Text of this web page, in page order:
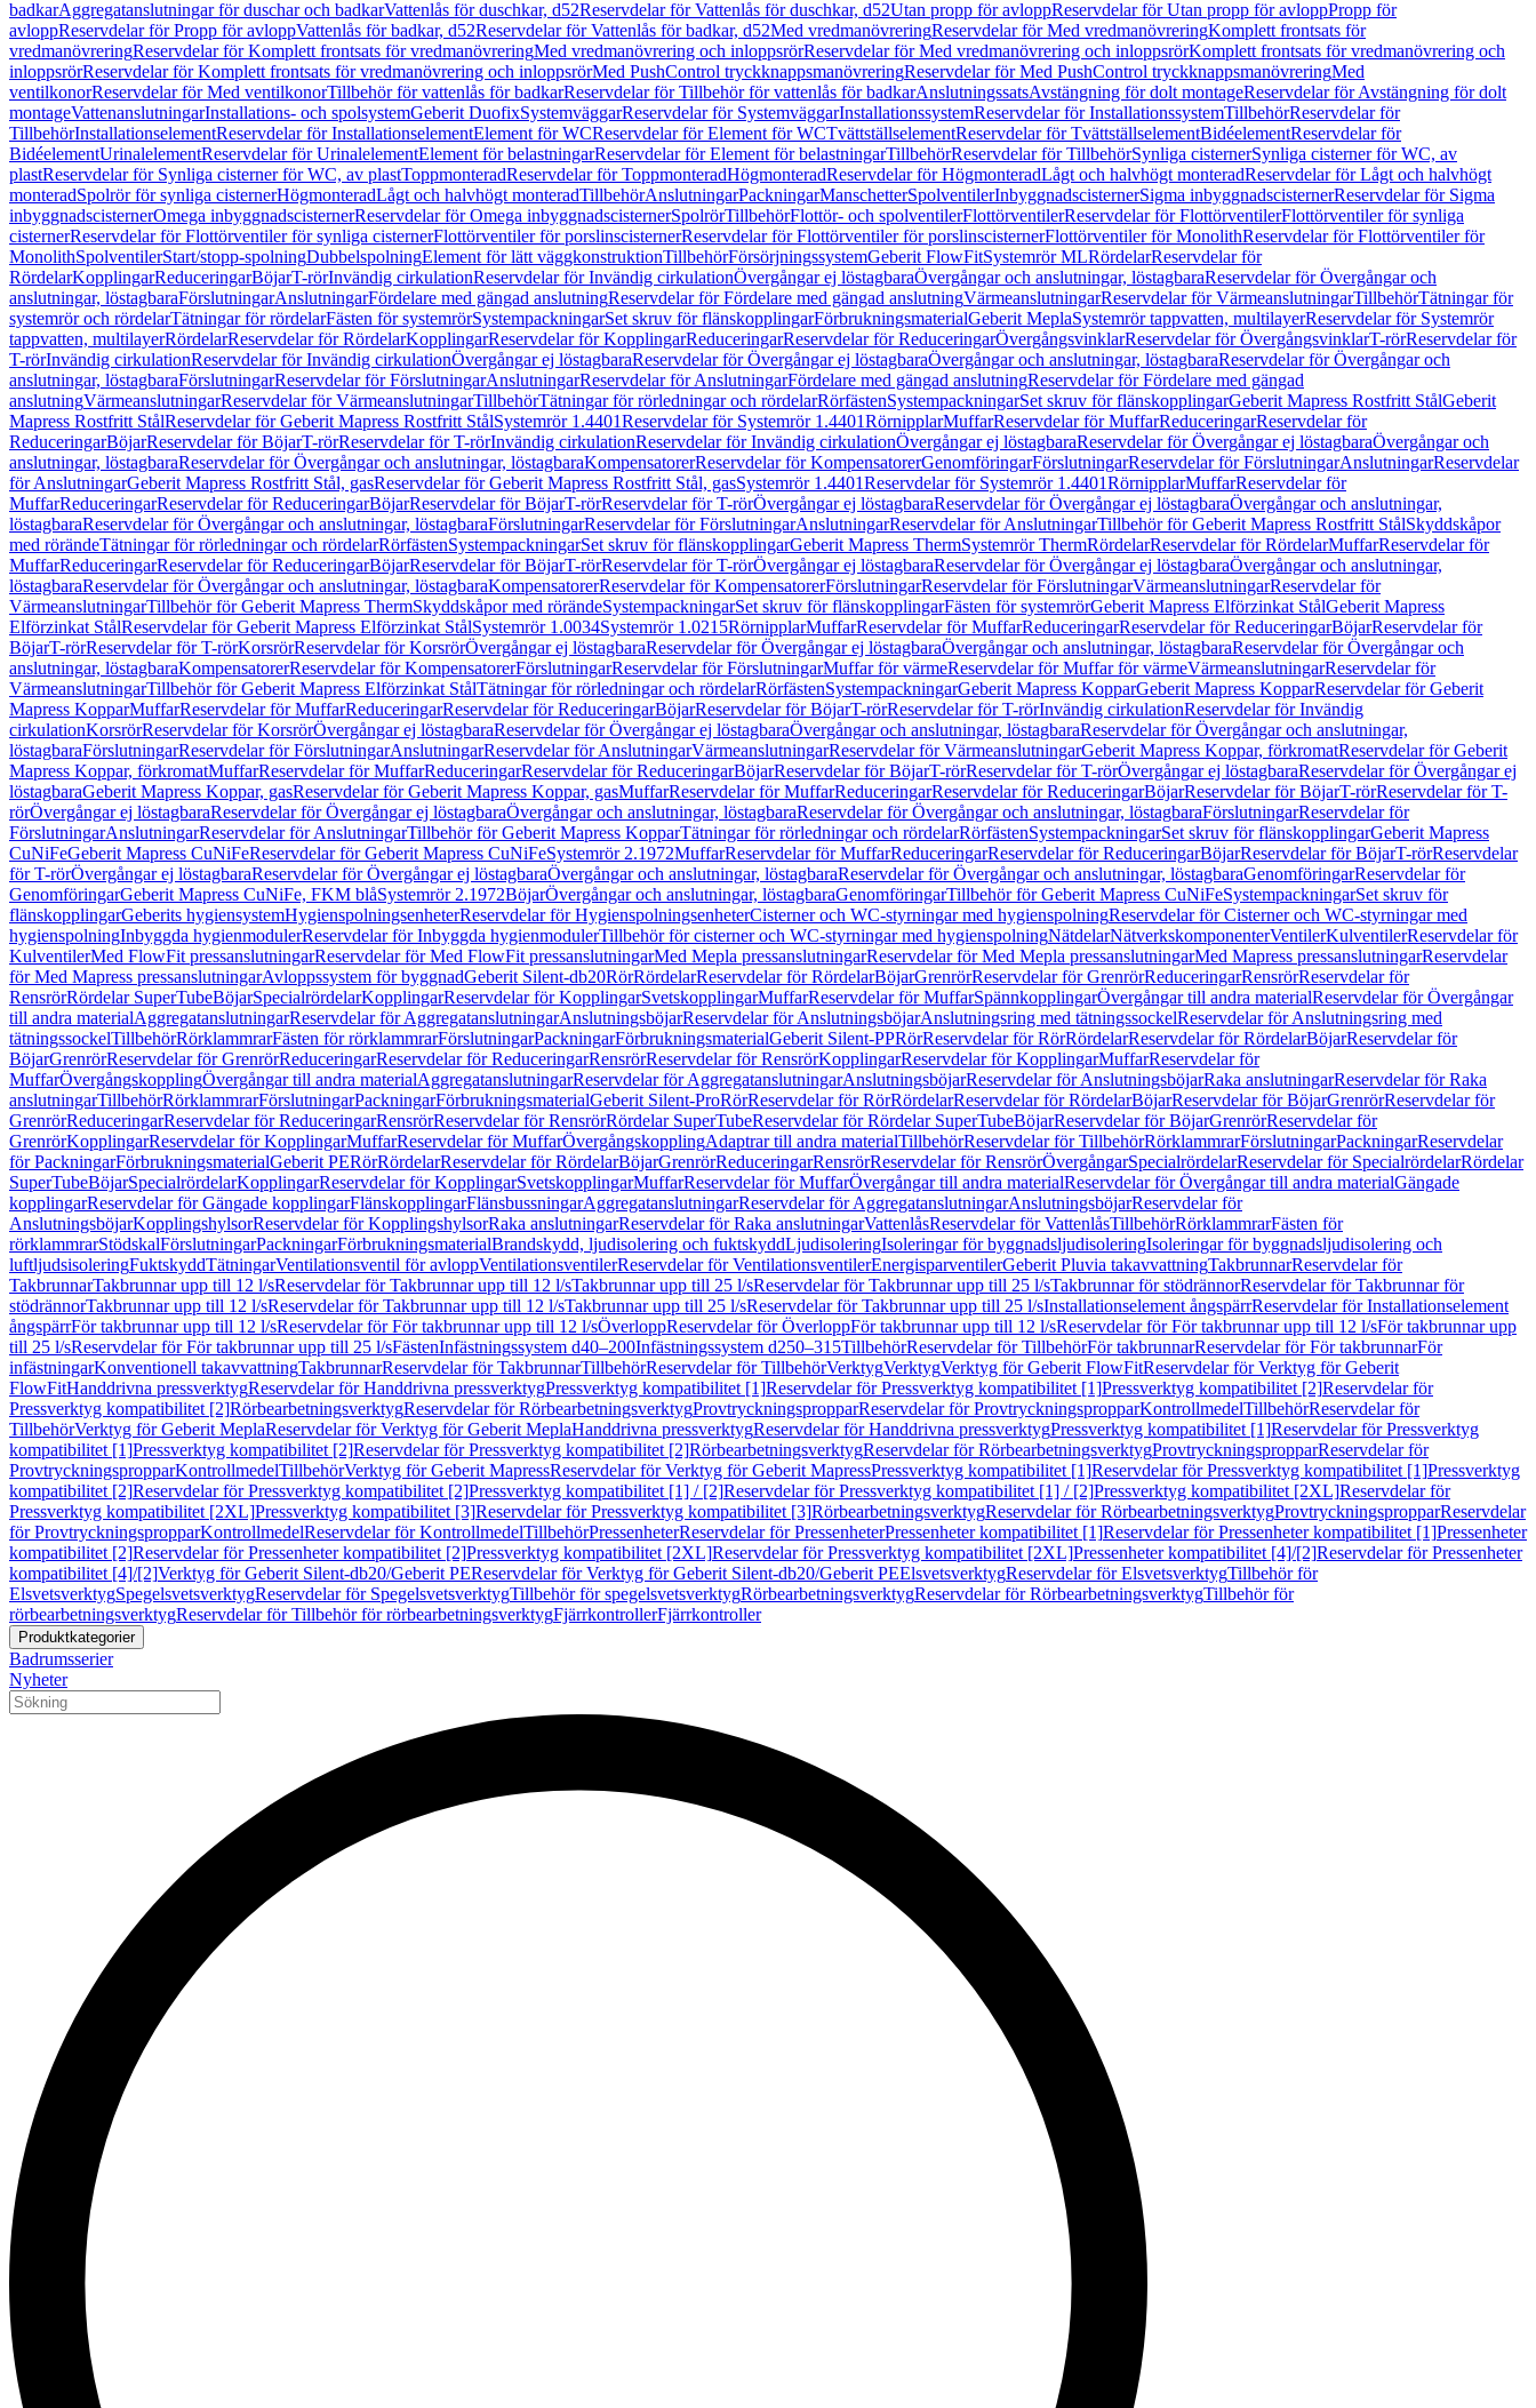
badkarAggregatanslutningar för duschar och badkarVattenlås för duschkar, d52Reservdelar för Vattenlås för duschkar, d52Utan propp för avloppReservdelar för Utan propp för avloppPropp för
avloppReservdelar för Propp för avloppVattenlås för badkar, d52Reservdelar för Vattenlås för badkar, d52Med vredmanövreringReservdelar för Med vredmanövreringKomplett frontsats för
vredmanövreringReservdelar för Komplett frontsats för vredmanövreringMed vredmanövrering och inloppsrörReservdelar för Med vredmanövrering och inloppsrörKomplett frontsats för vredmanövrering och
inloppsrörReservdelar för Komplett frontsats för vredmanövrering och inloppsrörMed PushControl tryckknappsmanövreringReservdelar för Med PushControl tryckknappsmanövreringMed
ventilkonorReservdelar för Med ventilkonorTillbehör för vattenlås för badkarReservdelar för Tillbehör för vattenlås för badkarAnslutningssatsAvstängning för dolt montageReservdelar för Avstängning för dolt
montageVattenanslutningarInstallations- och spolsystemGeberit DuofixSystemväggarReservdelar för SystemväggarInstallationssystemReservdelar för InstallationssystemTillbehörReservdelar för
TillbehörInstallationselementReservdelar för InstallationselementElement för WCReservdelar för Element för WCTvättställselementReservdelar för TvättställselementBidéelementReservdelar för
BidéelementUrinalelementReservdelar för UrinalelementElement för belastningarReservdelar för Element för belastningarTillbehörReservdelar för TillbehörSynliga cisternerSynliga cisterner för WC, av
plastReservdelar för Synliga cisterner för WC, av plastToppmonteradReservdelar för ToppmonteradHögmonteradReservdelar för HögmonteradLågt och halvhögt monteradReservdelar för Lågt och halvhögt
monteradSpolrör för synliga cisternerHögmonteradLågt och halvhögt monteradTillbehörAnslutningarPackningarManschetterSpolventilerInbyggnadscisternerSigma inbyggnadscisternerReservdelar för Sigma
inbyggnadscisternerOmega inbyggnadscisternerReservdelar för Omega inbyggnadscisternerSpolrörTillbehörFlottör- och spolventilerFlottörventilerReservdelar för FlottörventilerFlottörventiler för synliga
cisternerReservdelar för Flottörventiler för synliga cisternerFlottörventiler för porslinscisternerReservdelar för Flottörventiler för porslinscisternerFlottörventiler för MonolithReservdelar för Flottörventiler för
MonolithSpolventilerStart/stopp-spolningDubbelspolningElement för lätt väggkonstruktionTillbehörFörsörjningssystemGeberit FlowFitSystemrör MLRördelarReservdelar för
RördelarKopplingarReduceringarBöjarT-rörInvändig cirkulationReservdelar för Invändig cirkulationÖvergångar ej löstagbaraÖvergångar och anslutningar, löstagbaraReservdelar för Övergångar och
anslutningar, löstagbaraFörslutningarAnslutningarFördelare med gängad anslutningReservdelar för Fördelare med gängad anslutningVärmeanslutningarReservdelar för VärmeanslutningarTillbehörTätningar för
systemrör och rördelarTätningar för rördelarFästen för systemrörSystempackningarSet skruv för flänskopplingarFörbrukningsmaterialGeberit MeplaSystemrör tappvatten, multilayerReservdelar för Systemrör
tappvatten, multilayerRördelarReservdelar för RördelarKopplingarReservdelar för KopplingarReduceringarReservdelar för ReduceringarÖvergångsvinklarReservdelar för ÖvergångsvinklarT-rörReservdelar för
T-rörInvändig cirkulationReservdelar för Invändig cirkulationÖvergångar ej löstagbaraReservdelar för Övergångar ej löstagbaraÖvergångar och anslutningar, löstagbaraReservdelar för Övergångar och
anslutningar, löstagbaraFörslutningarReservdelar för FörslutningarAnslutningarReservdelar för AnslutningarFördelare med gängad anslutningReservdelar för Fördelare med gängad
anslutningVärmeanslutningarReservdelar för VärmeanslutningarTillbehörTätningar för rörledningar och rördelarRörfästenSystempackningarSet skruv för flänskopplingarGeberit Mapress Rostfritt StålGeberit
Mapress Rostfritt StålReservdelar för Geberit Mapress Rostfritt StålSystemrör 1.4401Reservdelar för Systemrör 1.4401RörnipplarMuffarReservdelar för MuffarReduceringarReservdelar för
ReduceringarBöjarReservdelar för BöjarT-rörReservdelar för T-rörInvändig cirkulationReservdelar för Invändig cirkulationÖvergångar ej löstagbaraReservdelar för Övergångar ej löstagbaraÖvergångar och
anslutningar, löstagbaraReservdelar för Övergångar och anslutningar, löstagbaraKompensatorerReservdelar för KompensatorerGenomföringarFörslutningarReservdelar för FörslutningarAnslutningarReservdelar
för AnslutningarGeberit Mapress Rostfritt Stål, gasReservdelar för Geberit Mapress Rostfritt Stål, gasSystemrör 1.4401Reservdelar för Systemrör 1.4401RörnipplarMuffarReservdelar för
MuffarReduceringarReservdelar för ReduceringarBöjarReservdelar för BöjarT-rörReservdelar för T-rörÖvergångar ej löstagbaraReservdelar för Övergångar ej löstagbaraÖvergångar och anslutningar,
löstagbaraReservdelar för Övergångar och anslutningar, löstagbaraFörslutningarReservdelar för FörslutningarAnslutningarReservdelar för AnslutningarTillbehör för Geberit Mapress Rostfritt StålSkyddskåpor
med rörändeTätningar för rörledningar och rördelarRörfästenSystempackningarSet skruv för flänskopplingarGeberit Mapress ThermSystemrör ThermRördelarReservdelar för RördelarMuffarReservdelar för
MuffarReduceringarReservdelar för ReduceringarBöjarReservdelar för BöjarT-rörReservdelar för T-rörÖvergångar ej löstagbaraReservdelar för Övergångar ej löstagbaraÖvergångar och anslutningar,
löstagbaraReservdelar för Övergångar och anslutningar, löstagbaraKompensatorerReservdelar för KompensatorerFörslutningarReservdelar för FörslutningarVärmeanslutningarReservdelar för
VärmeanslutningarTillbehör för Geberit Mapress ThermSkyddskåpor med rörändeSystempackningarSet skruv för flänskopplingarFästen för systemrörGeberit Mapress Elförzinkat StålGeberit Mapress
Elförzinkat StålReservdelar för Geberit Mapress Elförzinkat StålSystemrör 1.0034Systemrör 1.0215RörnipplarMuffarReservdelar för MuffarReduceringarReservdelar för ReduceringarBöjarReservdelar för
BöjarT-rörReservdelar för T-rörKorsrörReservdelar för KorsrörÖvergångar ej löstagbaraReservdelar för Övergångar ej löstagbaraÖvergångar och anslutningar, löstagbaraReservdelar för Övergångar och
anslutningar, löstagbaraKompensatorerReservdelar för KompensatorerFörslutningarReservdelar för FörslutningarMuffar för värmeReservdelar för Muffar för värmeVärmeanslutningarReservdelar för
VärmeanslutningarTillbehör för Geberit Mapress Elförzinkat StålTätningar för rörledningar och rördelarRörfästenSystempackningarGeberit Mapress KopparGeberit Mapress KopparReservdelar för Geberit
Mapress KopparMuffarReservdelar för MuffarReduceringarReservdelar för ReduceringarBöjarReservdelar för BöjarT-rörReservdelar för T-rörInvändig cirkulationReservdelar för Invändig
cirkulationKorsrörReservdelar för KorsrörÖvergångar ej löstagbaraReservdelar för Övergångar ej löstagbaraÖvergångar och anslutningar, löstagbaraReservdelar för Övergångar och anslutningar,
löstagbaraFörslutningarReservdelar för FörslutningarAnslutningarReservdelar för AnslutningarVärmeanslutningarReservdelar för VärmeanslutningarGeberit Mapress Koppar, förkromatReservdelar för Geberit
Mapress Koppar, förkromatMuffarReservdelar för MuffarReduceringarReservdelar för ReduceringarBöjarReservdelar för BöjarT-rörReservdelar för T-rörÖvergångar ej löstagbaraReservdelar för Övergångar ej
löstagbaraGeberit Mapress Koppar, gasReservdelar för Geberit Mapress Koppar, gasMuffarReservdelar för MuffarReduceringarReservdelar för ReduceringarBöjarReservdelar för BöjarT-rörReservdelar för T-
rörÖvergångar ej löstagbaraReservdelar för Övergångar ej löstagbaraÖvergångar och anslutningar, löstagbaraReservdelar för Övergångar och anslutningar, löstagbaraFörslutningarReservdelar för
FörslutningarAnslutningarReservdelar för AnslutningarTillbehör för Geberit Mapress KopparTätningar för rörledningar och rördelarRörfästenSystempackningarSet skruv för flänskopplingarGeberit Mapress
CuNiFeGeberit Mapress CuNiFeReservdelar för Geberit Mapress CuNiFeSystemrör 2.1972MuffarReservdelar för MuffarReduceringarReservdelar för ReduceringarBöjarReservdelar för BöjarT-rörReservdelar
för T-rörÖvergångar ej löstagbaraReservdelar för Övergångar ej löstagbaraÖvergångar och anslutningar, löstagbaraReservdelar för Övergångar och anslutningar, löstagbaraGenomföringarReservdelar för
GenomföringarGeberit Mapress CuNiFe, FKM blåSystemrör 2.1972BöjarÖvergångar och anslutningar, löstagbaraGenomföringarTillbehör för Geberit Mapress CuNiFeSystempackningarSet skruv för
flänskopplingarGeberits hygiensystemHygienspolningsenheterReservdelar för HygienspolningsenheterCisterner och WC-styrningar med hygienspolningReservdelar för Cisterner och WC-styrningar med
hygienspolningInbyggda hygienmodulerReservdelar för Inbyggda hygienmodulerTillbehör för cisterner och WC-styrningar med hygienspolningNätdelarNätverkskomponenterVentilerKulventilerReservdelar för
KulventilerMed FlowFit pressanslutningarReservdelar för Med FlowFit pressanslutningarMed Mepla pressanslutningarReservdelar för Med Mepla pressanslutningarMed Mapress pressanslutningarReservdelar
för Med Mapress pressanslutningarAvloppssystem för byggnadGeberit Silent-db20RörRördelarReservdelar för RördelarBöjarGrenrörReservdelar för GrenrörReduceringarRensrörReservdelar för
RensrörRördelar SuperTubeBöjarSpecialrördelarKopplingarReservdelar för KopplingarSvetskopplingarMuffarReservdelar för MuffarSpännkopplingarÖvergångar till andra materialReservdelar för Övergångar
till andra materialAggregatanslutningarReservdelar för AggregatanslutningarAnslutningsböjarReservdelar för AnslutningsböjarAnslutningsring med tätningssockelReservdelar för Anslutningsring med
tätningssockelTillbehörRörklammrarFästen för rörklammrarFörslutningarPackningarFörbrukningsmaterialGeberit Silent-PPRörReservdelar för RörRördelarReservdelar för RördelarBöjarReservdelar för
BöjarGrenrörReservdelar för GrenrörReduceringarReservdelar för ReduceringarRensrörReservdelar för RensrörKopplingarReservdelar för KopplingarMuffarReservdelar för
MuffarÖvergångskopplingÖvergångar till andra materialAggregatanslutningarReservdelar för AggregatanslutningarAnslutningsböjarReservdelar för AnslutningsböjarRaka anslutningarReservdelar för Raka
anslutningarTillbehörRörklammrarFörslutningarPackningarFörbrukningsmaterialGeberit Silent-ProRörReservdelar för RörRördelarReservdelar för RördelarBöjarReservdelar för BöjarGrenrörReservdelar för
GrenrörReduceringarReservdelar för ReduceringarRensrörReservdelar för RensrörRördelar SuperTubeReservdelar för Rördelar SuperTubeBöjarReservdelar för BöjarGrenrörReservdelar för
GrenrörKopplingarReservdelar för KopplingarMuffarReservdelar för MuffarÖvergångskopplingAdaptrar till andra materialTillbehörReservdelar för TillbehörRörklammrarFörslutningarPackningarReservdelar
för PackningarFörbrukningsmaterialGeberit PERörRördelarReservdelar för RördelarBöjarGrenrörReduceringarRensrörReservdelar för RensrörÖvergångarSpecialrördelarReservdelar för SpecialrördelarRördelar
SuperTubeBöjarSpecialrördelarKopplingarReservdelar för KopplingarSvetskopplingarMuffarReservdelar för MuffarÖvergångar till andra materialReservdelar för Övergångar till andra materialGängade
kopplingarReservdelar för Gängade kopplingarFlänskopplingarFlänsbussningarAggregatanslutningarReservdelar för AggregatanslutningarAnslutningsböjarReservdelar för
AnslutningsböjarKopplingshylsorReservdelar för KopplingshylsorRaka anslutningarReservdelar för Raka anslutningarVattenlåsReservdelar för VattenlåsTillbehörRörklammrarFästen för
rörklammrarStödskalFörslutningarPackningarFörbrukningsmaterialBrandskydd, ljudisolering och fuktskyddLjudisoleringIsoleringar för byggnadsljudisoleringIsoleringar för byggnadsljudisolering och
luftljudsisoleringFuktskyddTätningarVentilationsventil för avloppVentilationsventilerReservdelar för VentilationsventilerEnergisparventilerGeberit Pluvia takavvattningTakbrunnarReservdelar för
TakbrunnarTakbrunnar upp till 12 l/sReservdelar för Takbrunnar upp till 12 l/sTakbrunnar upp till 25 l/sReservdelar för Takbrunnar upp till 25 l/sTakbrunnar för stödrännorReservdelar för Takbrunnar för
stödrännorTakbrunnar upp till 12 l/sReservdelar för Takbrunnar upp till 12 l/sTakbrunnar upp till 25 l/sReservdelar för Takbrunnar upp till 25 l/sInstallationselement ångspärrReservdelar för Installationselement
ångspärrFör takbrunnar upp till 12 l/sReservdelar för För takbrunnar upp till 12 l/sÖverloppReservdelar för ÖverloppFör takbrunnar upp till 12 l/sReservdelar för För takbrunnar upp till 12 l/sFör takbrunnar upp
till 25 l/sReservdelar för För takbrunnar upp till 25 l/sFästenInfästningssystem d40–200Infästningssystem d250–315TillbehörReservdelar för TillbehörFör takbrunnarReservdelar för För takbrunnarFör
infästningarKonventionell takavvattningTakbrunnarReservdelar för TakbrunnarTillbehörReservdelar för TillbehörVerktygVerktygVerktyg för Geberit FlowFitReservdelar för Verktyg för Geberit
FlowFitHanddrivna pressverktygReservdelar för Handdrivna pressverktygPressverktyg kompatibilitet [1]Reservdelar för Pressverktyg kompatibilitet [1]Pressverktyg kompatibilitet [2]Reservdelar för
Pressverktyg kompatibilitet [2]RörbearbetningsverktygReservdelar för RörbearbetningsverktygProvtryckningspropparReservdelar för ProvtryckningspropparKontrollmedelTillbehörReservdelar för
TillbehörVerktyg för Geberit MeplaReservdelar för Verktyg för Geberit MeplaHanddrivna pressverktygReservdelar för Handdrivna pressverktygPressverktyg kompatibilitet [1]Reservdelar för Pressverktyg
kompatibilitet [1]Pressverktyg kompatibilitet [2]Reservdelar för Pressverktyg kompatibilitet [2]RörbearbetningsverktygReservdelar för RörbearbetningsverktygProvtryckningspropparReservdelar för
ProvtryckningspropparKontrollmedelTillbehörVerktyg för Geberit MapressReservdelar för Verktyg för Geberit MapressPressverktyg kompatibilitet [1]Reservdelar för Pressverktyg kompatibilitet [1]Pressverktyg
kompatibilitet [2]Reservdelar för Pressverktyg kompatibilitet [2]Pressverktyg kompatibilitet [1] / [2]Reservdelar för Pressverktyg kompatibilitet [1] / [2]Pressverktyg kompatibilitet [2XL]Reservdelar för
Pressverktyg kompatibilitet [2XL]Pressverktyg kompatibilitet [3]Reservdelar för Pressverktyg kompatibilitet [3]RörbearbetningsverktygReservdelar för RörbearbetningsverktygProvtryckningspropparReservdelar
för ProvtryckningspropparKontrollmedelReservdelar för KontrollmedelTillbehörPressenheterReservdelar för PressenheterPressenheter kompatibilitet [1]Reservdelar för Pressenheter kompatibilitet [1]Pressenheter
kompatibilitet [2]Reservdelar för Pressenheter kompatibilitet [2]Pressverktyg kompatibilitet [2XL]Reservdelar för Pressverktyg kompatibilitet [2XL]Pressenheter kompatibilitet [4]/[2]Reservdelar för Pressenheter
kompatibilitet [4]/[2]Verktyg för Geberit Silent-db20/Geberit PEReservdelar för Verktyg för Geberit Silent-db20/Geberit PEElsvetsverktygReservdelar för ElsvetsverktygTillbehör för
ElsvetsverktygSpegelsvetsverktygReservdelar för SpegelsvetsverktygTillbehör för spegelsvetsverktygRörbearbetningsverktygReservdelar för RörbearbetningsverktygTillbehör för
rörbearbetningsverktygReservdelar för Tillbehör för rörbearbetningsverktygFjärrkontrollerFjärrkontroller
Produktkategorier
Badrumsserier
Nyheter